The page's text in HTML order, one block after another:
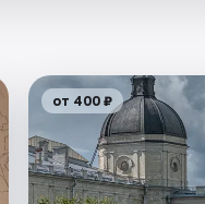
от 400 ₽